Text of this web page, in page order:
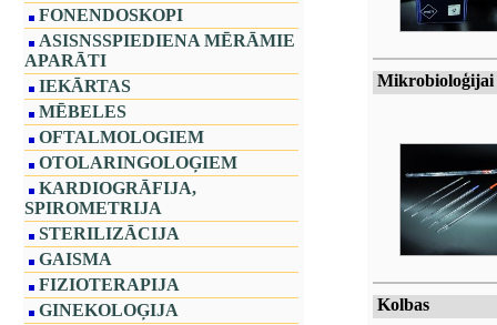
FONENDOSKOPI
ASISNSSPIEDIENA MĒRĀMIE
APARĀTI
IEKĀRTAS
MĒBELES
OFTALMOLOGIEM
OTOLARINGOLOĢIEM
KARDIOGRĀFIJA,
SPIROMETRIJA
STERILIZĀCIJA
GAISMA
FIZIOTERAPIJA
GINEKOLOĢIJA
Mikrobioloģijai
Kolbas